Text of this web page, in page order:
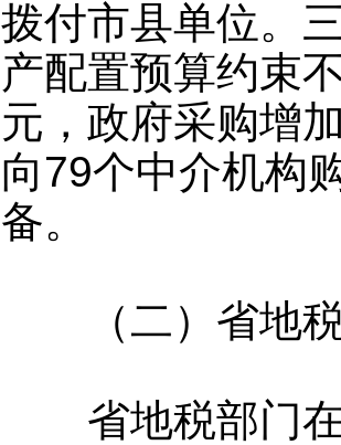
拨付市县单位。
产配置预算约束
元，政府采购增
向79个中介机构
备。
（二）省地税
省地税部门在“